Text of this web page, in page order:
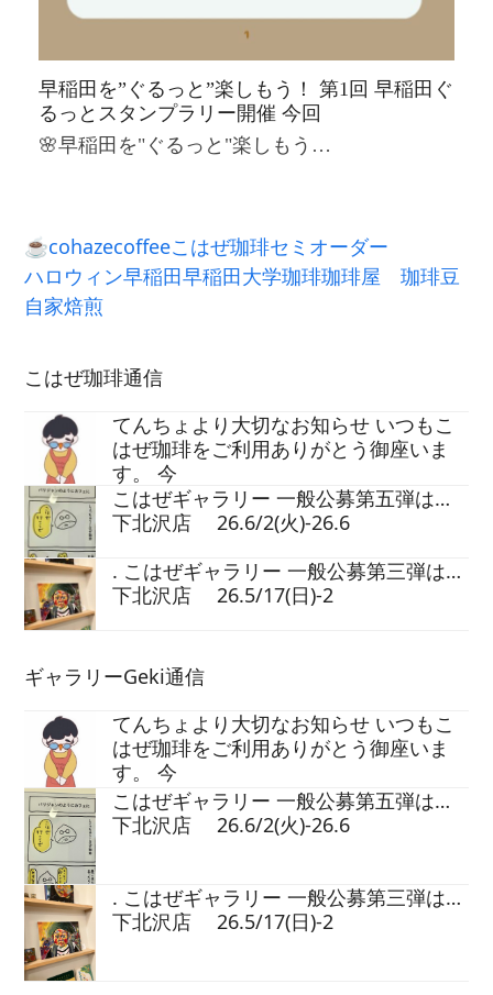
早稲田を”ぐるっと”楽しもう！ 第1回 早稲田ぐ
るっとスタンプラリー開催 今回
🌸早稲田を"ぐるっと"楽しもう…
☕cohazecoffeeこはぜ珈琲セミオーダー
ハロウィン早稲田早稲田大学珈琲珈琲屋珈琲豆
自家焙煎
こはぜ珈琲通信
てんちょより大切なお知らせ いつもこ
はぜ珈琲をご利用ありがとう御座いま
す。 今
こはぜギャラリー 一般公募第五弾は…
下北沢店 26.6/2(火)-26.6
. こはぜギャラリー 一般公募第三弾は…
下北沢店 26.5/17(日)-2
ギャラリーGeki通信
てんちょより大切なお知らせ いつもこ
はぜ珈琲をご利用ありがとう御座いま
す。 今
こはぜギャラリー 一般公募第五弾は…
下北沢店 26.6/2(火)-26.6
. こはぜギャラリー 一般公募第三弾は…
下北沢店 26.5/17(日)-2